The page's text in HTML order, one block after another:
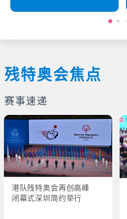
残特奥会焦点
赛事速递
港队残特奥会再创高峰
闭幕式深圳简约举行